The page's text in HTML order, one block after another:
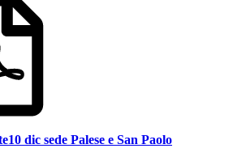
dic sede Palese e San Paolo